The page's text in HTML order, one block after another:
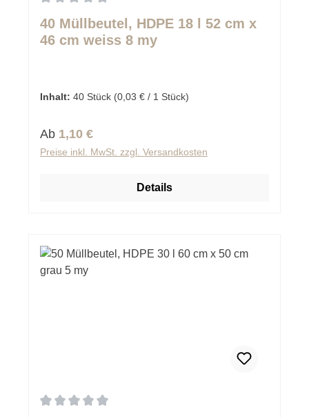
40 Müllbeutel, HDPE 18 l 52 cm x
46 cm weiss 8 my
Inhalt: 40 Stück (0,03 € / 1 Stück)
Regulärer Preis:
Ab 1,10 €
Preise inkl. MwSt. zzgl. Versandkosten
Details